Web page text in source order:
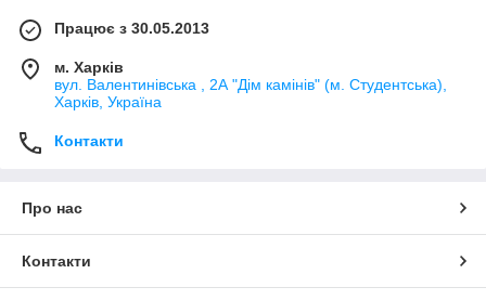
Працює з 30.05.2013
м. Харків
вул. Валентинівська , 2А "Дім камінів" (м. Студентська),
Харків, Україна
Контакти
Про нас
Контакти